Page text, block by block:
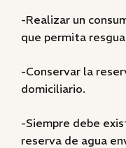
-Realizar un
que permita
-Conservar la
domiciliario.
-Siempre debe
reserva de agua